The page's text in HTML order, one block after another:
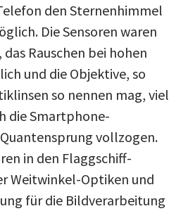
den Sternenhimmel
Die Sensoren waren
Rauschen bei hohen
und die Objektive, so
so nennen mag, viel
die Smartphone-
vollzogen.
in den Flaggschiff-
Weitwinkel-Optiken und
für die Bildverarbeitung